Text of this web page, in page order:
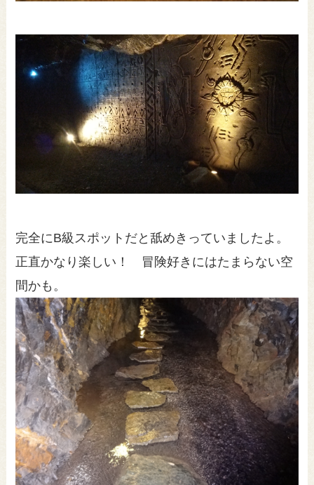
完全にB級スポットだと舐めきっていましたよ。
正直かなり楽しい！ 冒険好きにはたまらない空
間かも。